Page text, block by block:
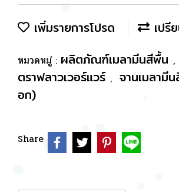
เพิ่มรายการโปรด เปรี
หมวดหมู่ : ผลิตภัณฑ์เมลามีนสีพื้น ,
ตราฟลาวเวอร์แวร์ , จานเมลามี
อก)
Share